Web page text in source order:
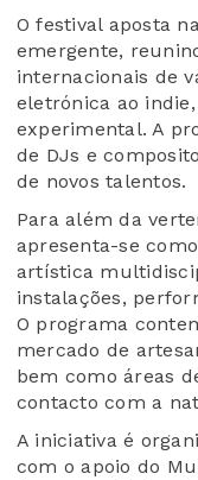
O festival aposta
emergente,
internacionais de
eletrónica ao
experimental. A
de DJs e
de novos talentos.
Para além da
apresenta-se
artística
instalações,
O programa
mercado de
bem como áreas
contacto com a
A iniciativa é
com o apoio do